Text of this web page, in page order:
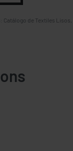
Catálogo de Textiles Lisos